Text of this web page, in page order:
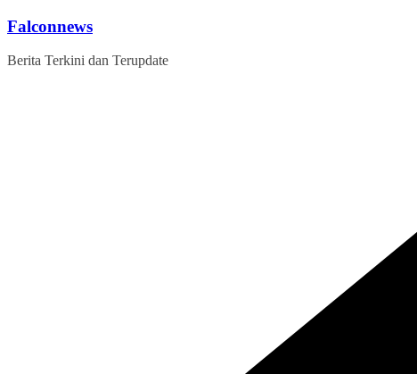
Skip
content
Falconnews
Berita Terkini dan Terupdate